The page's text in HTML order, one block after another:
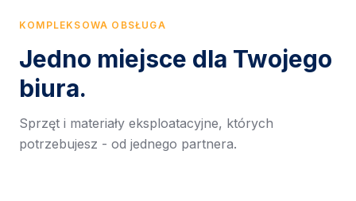
KOMPLEKSOWA OBSŁUGA
Jedno miejsce dla Twojego
biura.
Sprzęt i materiały eksploatacyjne, których
potrzebujesz - od jednego partnera.